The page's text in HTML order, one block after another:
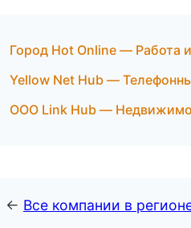
Город Hot Online — Работа
Yellow Net Hub —
ООО Link Hub —
← Все компании в